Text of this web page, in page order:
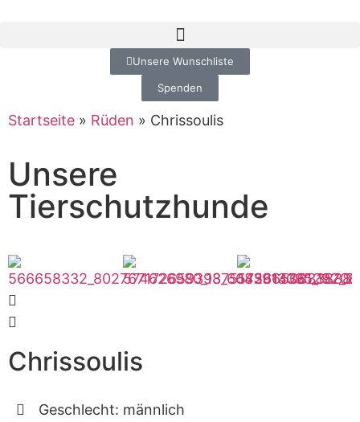
Unsere Wunschliste
Spenden
Startseite » Rüden » Chrissoulis
Unsere
Tierschutzhunde
Chrissoulis
Geschlecht: männlich